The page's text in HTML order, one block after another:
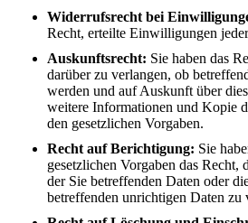
Widerrufsrecht bei
Recht, erteilte Einwilligungen
Auskunftsrecht: Sie haben das
darüber zu verlangen, ob
werden und auf Auskunft über
weitere Informationen und Kopie
den gesetzlichen Vorgaben.
Recht auf Berichtigung: Sie
gesetzlichen Vorgaben das Recht,
der Sie betreffenden Daten oder
betreffenden unrichtigen Daten zu